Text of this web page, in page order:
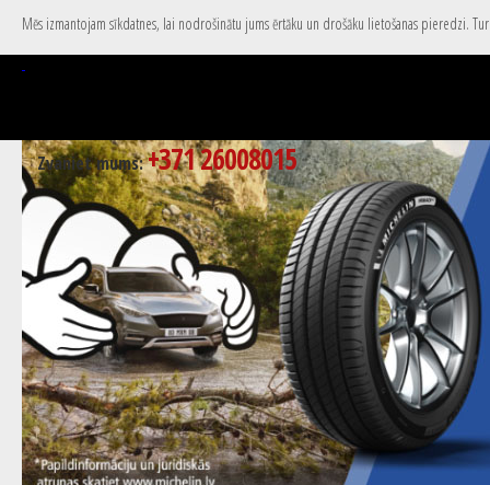
Mēs izmantojam sīkdatnes, lai nodrošinātu jums ērtāku un drošāku lietošanas pieredzi.
Zvaniet mums:+371 26008015